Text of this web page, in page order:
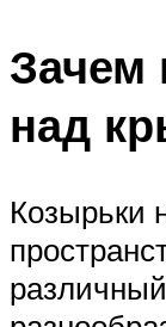
Зачем
над
Козырьки